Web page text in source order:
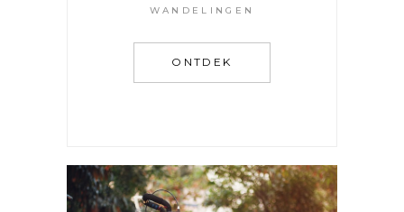
WANDELINGEN
ONTDEK